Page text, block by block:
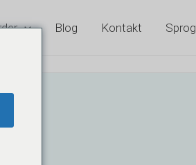
Blog Kontakt Sprog